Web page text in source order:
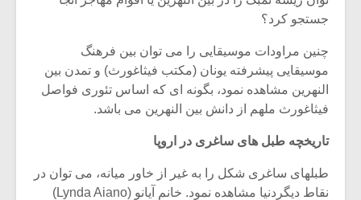
جستجو کرد؟
چنین مراودات موسیقایی را می توان بین فرهنگ
موسیقایی پیشرفته یونان (مکتب فیثاغورث) و تمدن بین
النهرین مشاهده نمود، بگونه ای که اساس تئوری فواصل
فیثاغورث ملهم از دانش بین النهرین می باشد.
تاریخچه طبل های ساغری در اروپا
طبلهای ساغری شکل را به غیر از خاور میانه، می توان در
نقاط دیگردنیا مشاهده نمود. خانم آیانو (Lynda Aiano)